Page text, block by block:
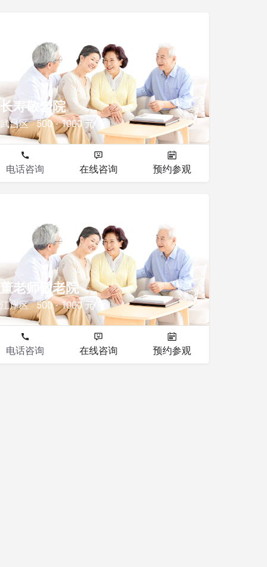
长寿敬老院
武昌区 500 - 1000 元
电话咨询 在线咨询 预约参观
董老师敬老院
江岸区 500 - 1000 元
电话咨询 在线咨询 预约参观